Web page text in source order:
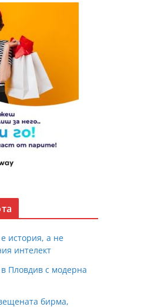
история, а не
интелект
Пловдив с модерна
бирма,